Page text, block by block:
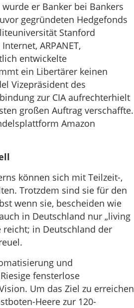
er Banker bei Bankers
gegründeten Hedgefonds
Stanford
ARPANET,
entwickelte
ein Libertärer keinen
Vizepräsident des
zur CIA aufrechterhielt
großen Auftrag verschaffte.
Amazon
können sich mit Teilzeit-,
Trotzdem sind sie für den
wenn sie, bescheiden wie
in Deutschland nur „living
reicht; in Deutschland der
und
fensterlose
Um das Ziel zu erreichen
Heere zur 120-